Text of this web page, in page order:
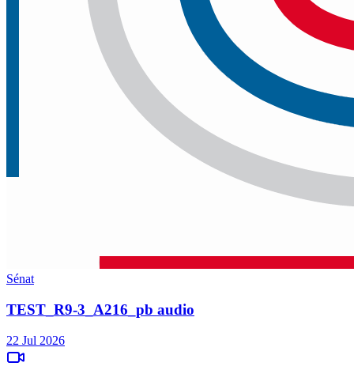
Sénat
TEST_R9-3_A216_pb audio
22 Jul 2026